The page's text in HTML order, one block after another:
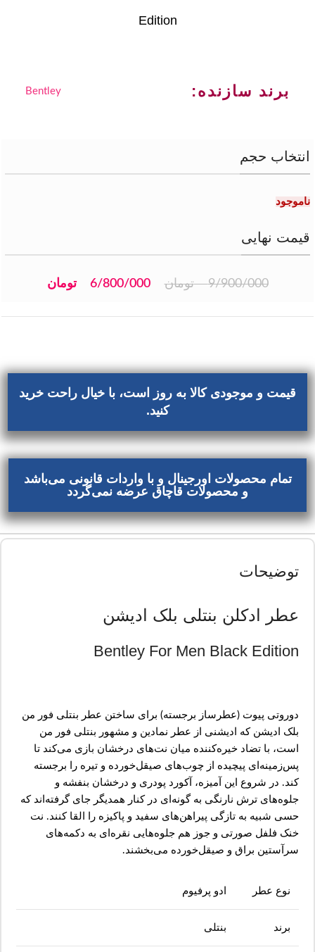
Edition
برند سازنده: Bentley
انتخاب حجم
ناموجود
قیمت نهایی
9/900/000 تومان 6/800/000 تومان
قیمت و موجودی کالا به روز است، با خیال راحت خرید
کنید.
تمام محصولات اورجینال و با واردات قانونی می‌باشد
و محصولات قاچاق عرضه نمی‌گردد
توضیحات
عطر ادکلن بنتلی بلک ادیشن
Bentley For Men Black Edition
دوروتی پیوت (عطرساز برجسته) برای ساختن عطر بنتلی فور من
بلک ادیشن که ادیشنی از عطر نمادین و مشهور بنتلی فور من
است، با تضاد خیره‌کننده میان نت‌های درخشان بازی می‌کند تا
پس‌زمینه‌ای پیچیده از چوب‌های صیقل‌خورده و تیره را برجسته
کند. در شروع این آمیزه، آکورد پودری و درخشان بنفشه و
جلوه‌های ترش نارنگی به گونه‌ای در کنار همدیگر جای گرفته‌اند که
حسی شبیه به تازگی پیراهن‌های سفید و پاکیزه را القا کنند. نت
خنک فلفل صورتی و جوز هم جلوه‌هایی نقره‌ای به دکمه‌های
سرآستین براق و صیقل‌خورده می‌بخشند.
نوع عطر ادو پرفیوم
برند بنتلی